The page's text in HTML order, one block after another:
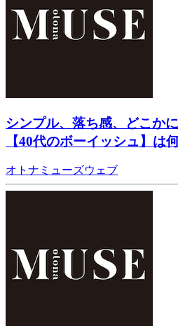
シンプル、落ち感、どこか
【40代のボーイッシュ】は
オトナミューズウェブ